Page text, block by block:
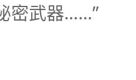
密武器……”